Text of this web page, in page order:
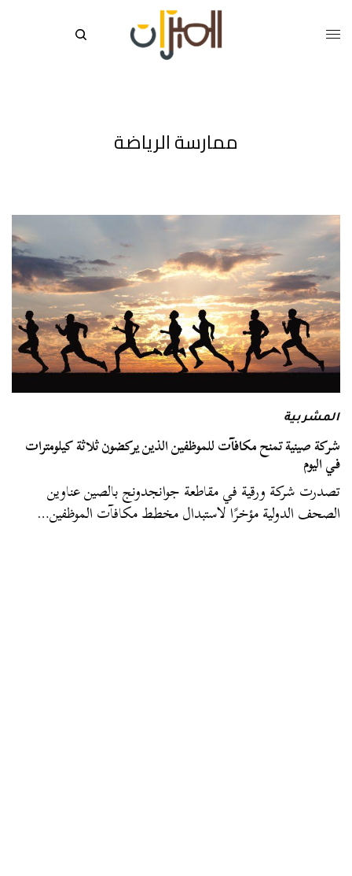
ممارسة الرياضة
المشربية
شركة صينية تمنح مكافآت للموظفين الذين يركضون ثلاثة كيلومترات
في اليوم
تصدرت شركة ورقية في مقاطعة جوانجدونج بالصين عناوين
الصحف الدولية مؤخرًا لاستبدال مخطط مكافآت الموظفين…